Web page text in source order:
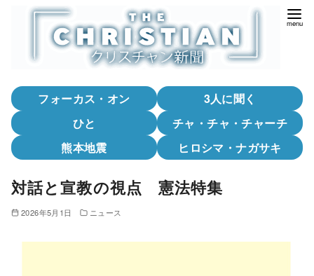
フォーカス・オン
3人に聞く
ひと
チャ・チャ・チャーチ
熊本地震
ヒロシマ・ナガサキ
対話と宣教の視点 憲法特集
2026年5月1日 ニュース